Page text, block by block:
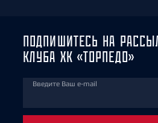
ПОДПИШИТЕСЬ НА
КЛУБА ХК «ТОРПЕДО»
Введите Ваш e-mail